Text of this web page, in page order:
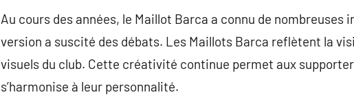
Au cours des années, le Maillot Barca a connu de
version a suscité des débats. Les Maillots Barca reflètent la
visuels du club. Cette créativité continue permet aux
s’harmonise à leur personnalité.